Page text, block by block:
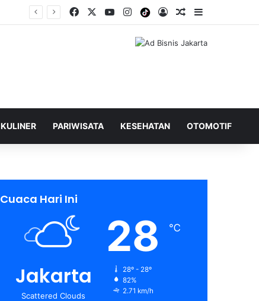
Facebook YouTubeInstagramTiktokLog InShuffle Berita
KULINER PARIWISATA KESEHATAN OTOMOTIF
Cuaca Hari Ini
Jakarta
Scattered Clouds
28 ℃
28º - 28º
82%
2.71 km/h